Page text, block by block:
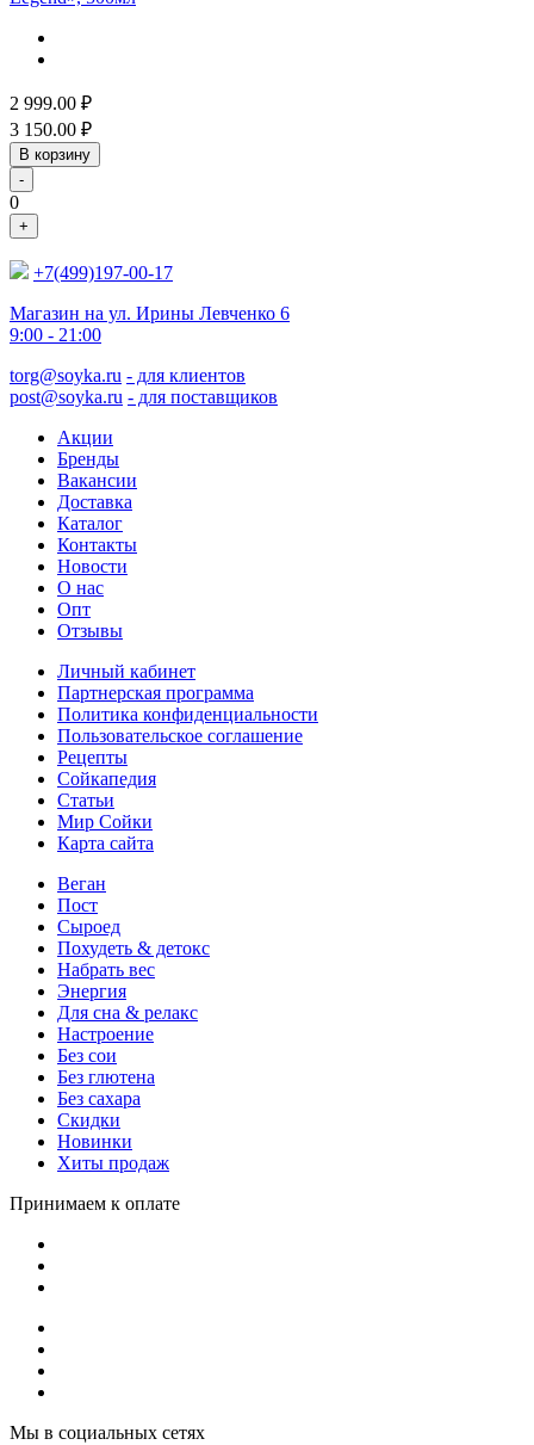
2 999.00 ₽
3 150.00 ₽
В корзину
-
0
+
+7(499)197-00-17
Магазин на ул. Ирины Левченко 6
9:00 - 21:00
torg@soyka.ru - для клиентов
post@soyka.ru - для поставщиков
Акции
Бренды
Вакансии
Доставка
Каталог
Контакты
Новости
О нас
Опт
Отзывы
Личный кабинет
Партнерская программа
Политика конфиденциальности
Пользовательское соглашение
Рецепты
Сойкапедия
Статьи
Мир Сойки
Карта сайта
Веган
Пост
Сыроед
Похудеть & детокс
Набрать вес
Энергия
Для сна & релакс
Настроение
Без сои
Без глютена
Без сахара
Скидки
Новинки
Хиты продаж
Принимаем к оплате
Мы в социальных сетях